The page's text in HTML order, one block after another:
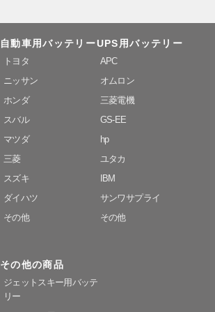
自動車用バッテリー
トヨタ
ニッサン
ホンダ
スバル
マツダ
三菱
スズキ
ダイハツ
その他
UPS用バッテリー
APC
オムロン
三菱電機
GS-EE
hp
ユタカ
IBM
サンワサプライ
その他
その他の商品
ジェットスキー用バッテ
リー